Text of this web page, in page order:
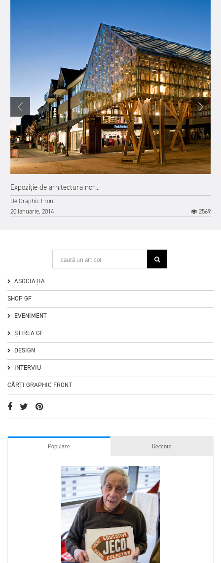
Expoziție de arhitectura nor...
DeGraphic Front
20 Ianuarie, 2014
2569
ASOCIAȚIA
SHOP GF
EVENIMENT
ȘTIREA GF
DESIGN
INTERVIU
CĂRȚI GRAPHIC FRONT
Populare Recente